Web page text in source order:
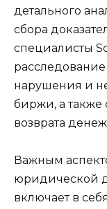
детального
сбора
специалисты
нарушения и
биржи, а также
возврата
Важным
юридической
включает в